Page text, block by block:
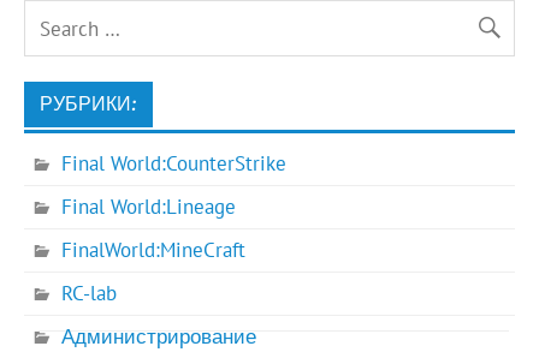
РУБРИКИ:
Final World:CounterStrike
Final World:Lineage
FinalWorld:MineCraft
RC-lab
Администрирование